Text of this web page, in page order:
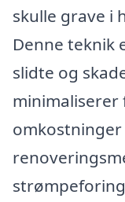
skulle grave i
Denne teknik
slidte og